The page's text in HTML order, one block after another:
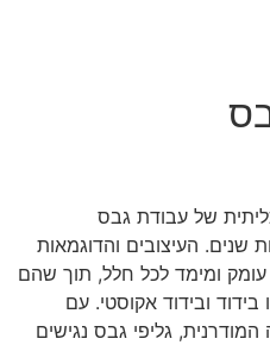
של עבודת גבס
העיצובים והדוגמאות
עומק ומימד לכל חלל, תוך שהם
ובידוד אקוסטי. עם
גליפי גבס נגישים